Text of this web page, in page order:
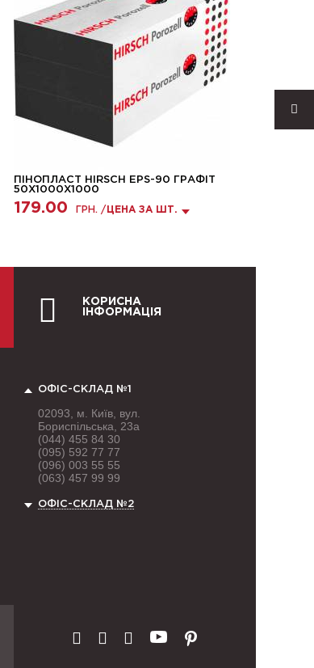
ПІНОПЛАСТ HIRSCH EPS-90 ГРАФІТ
50X1000X1000
179.00 ГРН. / ЦЕНА ЗА ШТ.
КОРИСНА
ІНФОРМАЦІЯ
ОФІС-СКЛАД №1
02093, м. Київ, вул.
Бориспільська, 23а
(044) 455 84 30
(095) 592 77 77
(096) 003 55 55
(063) 457 99 99
ОФІС-СКЛАД №2